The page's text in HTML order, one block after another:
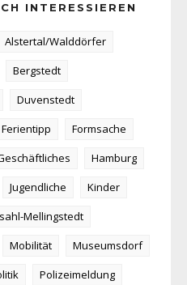
INTERESSIEREN
Alstertal/Walddörfer
Bergstedt
Duvenstedt
Ferientipp
Formsache
Hamburg
Jugendliche
Kinder
Mellingstedt
Mobilität
Museumsdorf
Polizeimeldung